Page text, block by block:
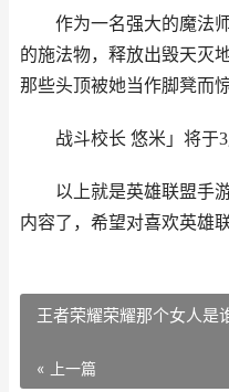
作为一名强大的魔法师
的施法物，释放出毁天
那些头顶被她当作脚凳而
战斗校长 悠米」将于3
以上就是英雄联盟手游
内容了，希望对喜欢英雄
王者荣耀荣耀那个女人是
« 上一篇